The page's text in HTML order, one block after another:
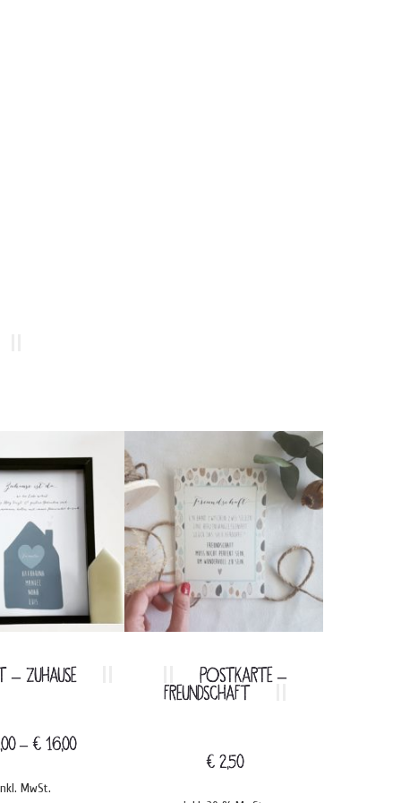
– ZUHAUSE
– €16,00
MwSt.
POSTKARTE –
FREUNDSCHAFT
€ 2,50